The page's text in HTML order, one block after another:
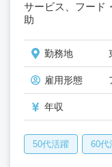
サービス、フード
助
勤務地
雇用形態
年収
50代活躍 60代